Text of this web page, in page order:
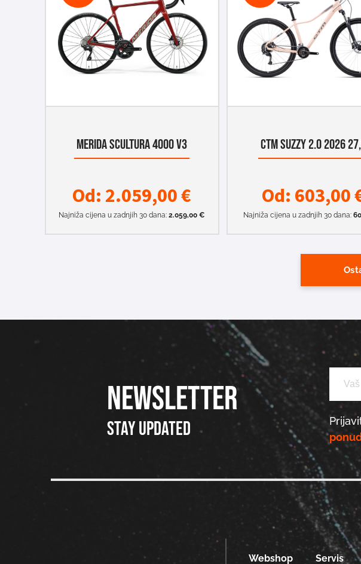
MERIDA SCULTURA 4000 V3
Od:2.059,00€
Najniža cijena u zadnjih 30 dana:2.059,00€
CTM SUZZY 2.0 2026
Od:603,00
Najniža cijena u zadnjih 30 dana:
NEWSLETTER
Stay updated
Webshop Servis